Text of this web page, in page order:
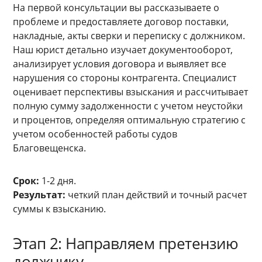
На первой консультации вы рассказываете о
проблеме и предоставляете договор поставки,
накладные, акты сверки и переписку с должником.
Наш юрист детально изучает документооборот,
анализирует условия договора и выявляет все
нарушения со стороны контрагента. Специалист
оценивает перспективы взыскания и рассчитывает
полную сумму задолженности с учетом неустойки
и процентов, определяя оптимальную стратегию с
учетом особенностей работы судов
Благовещенска.
Срок: 1-2 дня.
Результат: четкий план действий и точный расчет
суммы к взысканию.
Этап 2: Направляем претензию